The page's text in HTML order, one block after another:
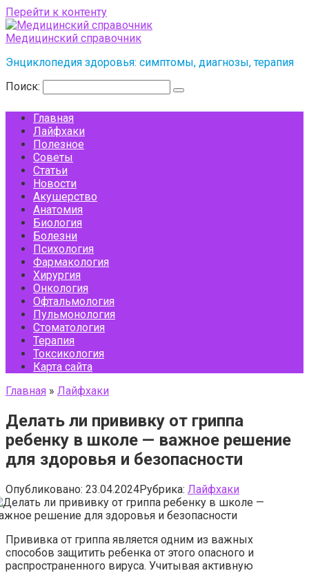
Перейти к контенту
Медицинский справочник
Энциклопедия здоровья: симптомы, диагнозы, терапия
Поиск:
Главная
Лайфхаки
Полезное
Советы
Статьи
Новости
Акушерство
Анатомия
Биология
Болезни
Психология
Фармакология
Хирургия
Онкология
Офтальмология
Пульмонология
Стоматология
Терапия
Токсикология
Карта сайта
Главная » Лайфхаки
Делать ли прививку от гриппа
ребенку в школе — важное решение
для здоровья и безопасности
Опубликовано: 23.04.2024Рубрика: Лайфхаки
Прививка от гриппа является одним из важных
способов защитить ребенка от этого опасного и
распространенного вируса. Учитывая активную